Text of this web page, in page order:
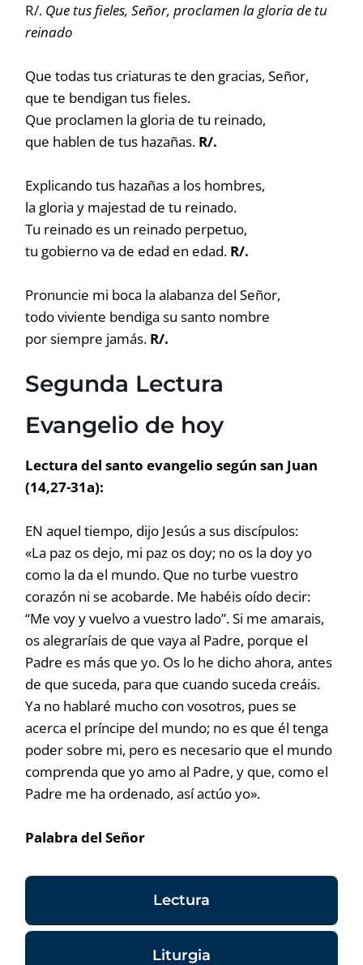
R/. Que tus fieles, Señor, proclamen la gloria de tu
reinado
Que todas tus criaturas te den gracias, Señor,
que te bendigan tus fieles.
Que proclamen la gloria de tu reinado,
que hablen de tus hazañas. R/.
Explicando tus hazañas a los hombres,
la gloria y majestad de tu reinado.
Tu reinado es un reinado perpetuo,
tu gobierno va de edad en edad. R/.
Pronuncie mi boca la alabanza del Señor,
todo viviente bendiga su santo nombre
por siempre jamás. R/.
Segunda Lectura
Evangelio de hoy
Lectura del santo evangelio según san Juan
(14,27-31a):
EN aquel tiempo, dijo Jesús a sus discípulos:
«La paz os dejo, mi paz os doy; no os la doy yo
como la da el mundo. Que no turbe vuestro
corazón ni se acobarde. Me habéis oído decir:
“Me voy y vuelvo a vuestro lado”. Si me amarais,
os alegraríais de que vaya al Padre, porque el
Padre es más que yo. Os lo he dicho ahora, antes
de que suceda, para que cuando suceda creáis.
Ya no hablaré mucho con vosotros, pues se
acerca el príncipe del mundo; no es que él tenga
poder sobre mi, pero es necesario que el mundo
comprenda que yo amo al Padre, y que, como el
Padre me ha ordenado, así actúo yo».
Palabra del Señor
Lectura
Liturgia